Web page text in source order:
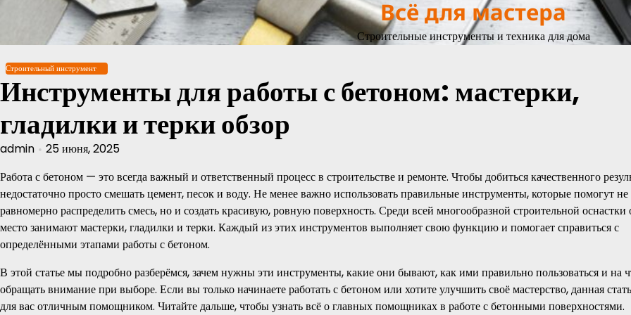
содержимому
Всё для мастера
Строительные инструменты и техника для дома
Строительный инструмент
Инструменты для работы с бетоном: мастерки,
гладилки и терки обзор
admin
25 июня, 2025
Работа с бетоном — это всегда важный и ответственный процесс в строительстве и ремонте. Чтобы добиться качественного
недостаточно просто смешать цемент, песок и воду. Не менее важно использовать правильные инструменты, которые помогут не
равномерно распределить смесь, но и создать красивую, ровную поверхность. Среди всей многообразной строительной оснастки
место занимают мастерки, гладилки и терки. Каждый из этих инструментов выполняет свою функцию и помогает справиться с
определёнными этапами работы с бетоном.
В этой статье мы подробно разберёмся, зачем нужны эти инструменты, какие они бывают, как ими правильно пользоваться и на
обращать внимание при выборе. Если вы только начинаете работать с бетоном или хотите улучшить своё мастерство, данная
для вас отличным помощником. Читайте дальше, чтобы узнать всё о главных помощниках в работе с бетонными поверхностями.